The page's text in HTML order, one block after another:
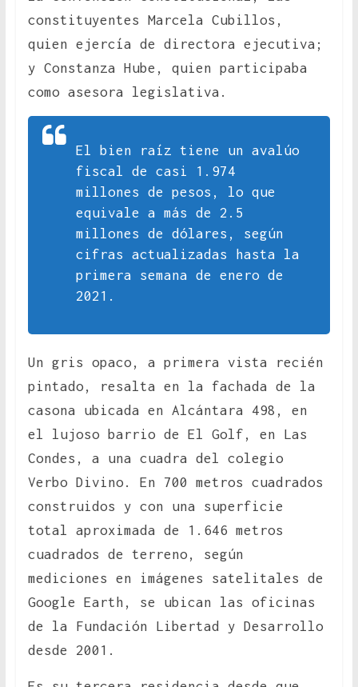
constituyentes Marcela Cubillos,
quien ejercía de directora ejecutiva;
y Constanza Hube, quien participaba
como asesora legislativa.
El bien raíz tiene un avalúo
fiscal de casi 1.974
millones de pesos, lo que
equivale a más de 2.5
millones de dólares, según
cifras actualizadas hasta la
primera semana de enero de
2021.
Un gris opaco, a primera vista recién
pintado, resalta en la fachada de la
casona ubicada en Alcántara 498, en
el lujoso barrio de El Golf, en Las
Condes, a una cuadra del colegio
Verbo Divino. En 700 metros cuadrados
construidos y con una superficie
total aproximada de 1.646 metros
cuadrados de terreno, según
mediciones en imágenes satelitales de
Google Earth, se ubican las oficinas
de la Fundación Libertad y Desarrollo
desde 2001.